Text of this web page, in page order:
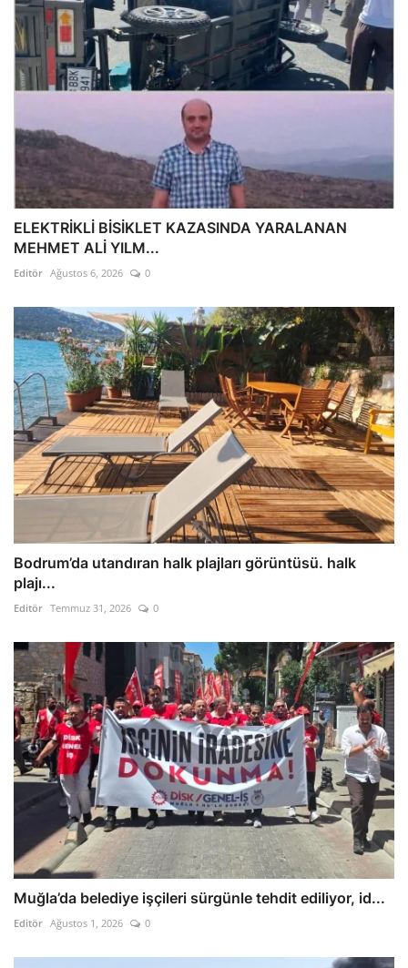
ELEKTRİKLİ BİSİKLET KAZASINDA YARALANAN
MEHMET ALİ YILM...
Editör Ağustos 6, 2026 0
Bodrum’da utandıran halk plajları görüntüsü. halk
plajı...
Editör Temmuz 31, 2026 0
Muğla’da belediye işçileri sürgünle tehdit ediliyor, id...
Editör Ağustos 1, 2026 0